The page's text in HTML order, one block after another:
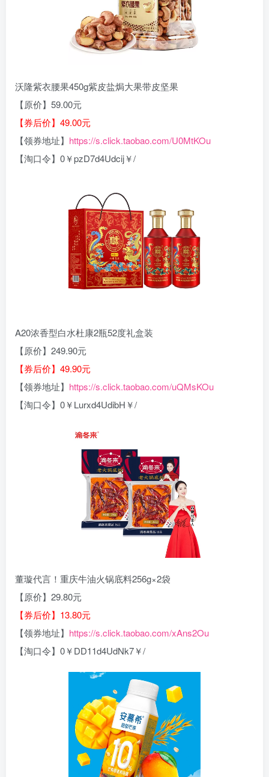
沃隆紫衣腰果450g紫皮盐焗大果带皮坚果
【原价】59.00元
【券后价】49.00元
【领券地址】 https://s.click.taobao.com/U0MtKOu
【淘口令】0￥pzD7d4Udcij￥/
A20浓香型白水杜康2瓶52度礼盒装
【原价】249.90元
【券后价】49.90元
【领券地址】 https://s.click.taobao.com/uQMsKOu
【淘口令】0￥Lurxd4UdibH￥/
董璇代言！重庆牛油火锅底料256g×2袋
【原价】29.80元
【券后价】13.80元
【领券地址】 https://s.click.taobao.com/xAns2Ou
【淘口令】0￥DD11d4UdNk7￥/